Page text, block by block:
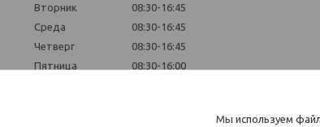
Вторник
08:30-16:45
Среда
08:30-16:45
Четверг
08:30-16:45
Пятница
08:30-16:00
Мы используем